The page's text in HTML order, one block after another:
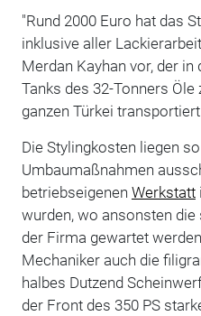
"Rund 2000 Euro hat das
inklusive aller
Merdan Kayhan vor, der
Tanks des 32-Tonners
ganzen Türkei
Die Stylingkosten liegen
Umbaumaßnahmen
betriebseigenen Werkstatt
wurden, wo ansonsten
der Firma gewartet
Mechaniker auch die
halbes Dutzend
der Front des 350 PS